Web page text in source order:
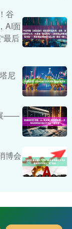
谷
AI面
最后
尼
——
博会